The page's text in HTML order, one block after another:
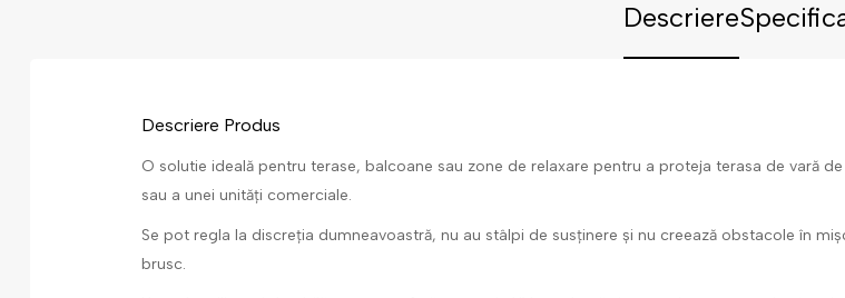
Descriere
Descriere Produs
O solutie ideală pentru terase, balcoane sau zone de relaxare pentru a proteja terasa de vară
sau a unei unități comerciale.
Se pot regla la discreția dumneavoastră, nu au stâlpi de susținere și nu creează obstacole în
brusc.